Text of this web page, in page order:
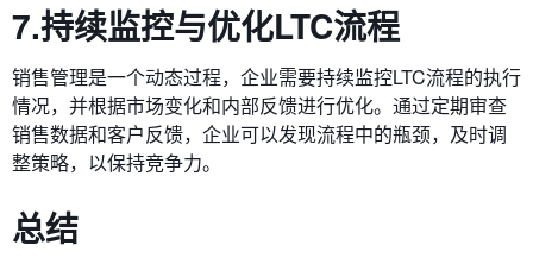
7.持续监控与优化LTC流程
销售管理是一个动态过程，企业需要持续监控LTC流程的执行
情况，并根据市场变化和内部反馈进行优化。通过定期审查
销售数据和客户反馈，企业可以发现流程中的瓶颈，及时调
整策略，以保持竞争力。
总结